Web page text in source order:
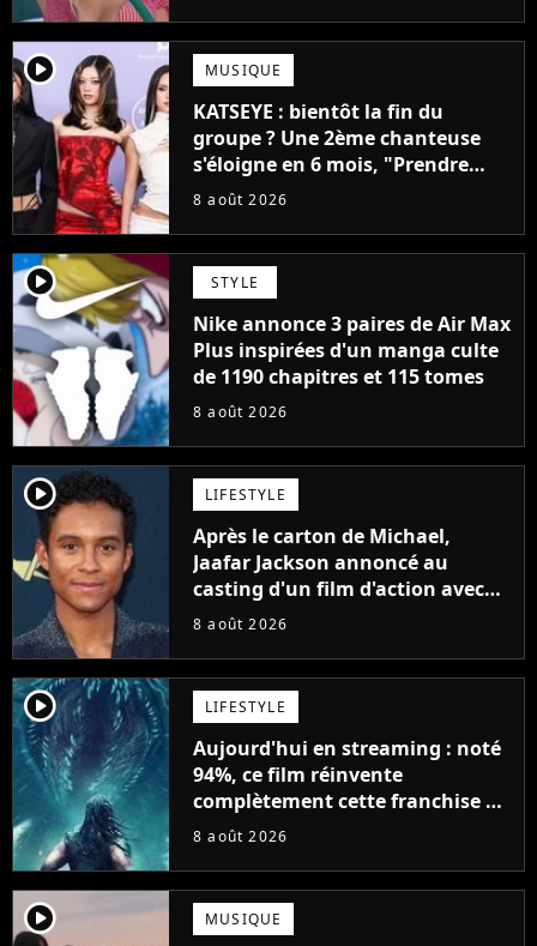
player2 MUSIQUE
KATSEYE : bientôt la fin du
groupe ? Une 2ème chanteuse
s'éloigne en 6 mois, "Prendre
cette décision n’a pas été facile"
8 août 2026
player2 STYLE
Nike annonce 3 paires de Air Max
Plus inspirées d'un manga culte
de 1190 chapitres et 115 tomes
8 août 2026
player2 LIFESTYLE
Après le carton de Michael,
Jaafar Jackson annoncé au
casting d'un film d'action avec
Will Smith
8 août 2026
player2 LIFESTYLE
Aujourd'hui en streaming : noté
94%, ce film réinvente
complètement cette franchise de
science-fiction vieille de 40 ans
8 août 2026
player2 MUSIQUE